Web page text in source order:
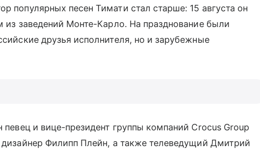
популярных песен Тимати стал старше: 15 августа он
из заведений Монте-Карло. На празднование были
друзья исполнителя, но и зарубежные
и вице-президент группы компаний Crocus Group
Филипп Плейн, а также телеведущий Дмитрий